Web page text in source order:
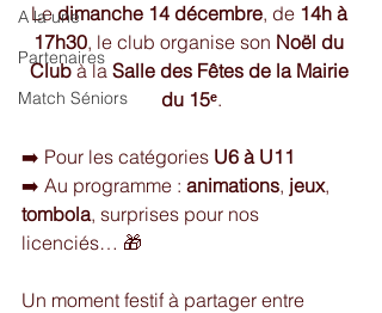
A la une
Partenaires
Match Séniors
Le dimanche 14 décembre, de 14h à
17h30, le club organise son Noël du
Club à la Salle des Fêtes de la Mairie
du 15ᵉ.
➡️ Pour les catégories U6 à U11
➡️ Au programme : animations, jeux,
tombola, surprises pour nos
licenciés… 🎁
Un moment festif à partager entre